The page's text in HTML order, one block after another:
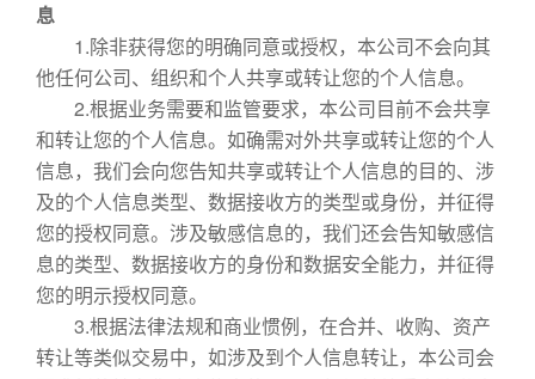
息
1.除非获得您的明确同意或授权，本公司不会向其
他任何公司、组织和个人共享或转让您的个人信息。
2.根据业务需要和监管要求，本公司目前不会共享
和转让您的个人信息。如确需对外共享或转让您的个人
信息，我们会向您告知共享或转让个人信息的目的、涉
及的个人信息类型、数据接收方的类型或身份，并征得
您的授权同意。涉及敏感信息的，我们还会告知敏感信
息的类型、数据接收方的身份和数据安全能力，并征得
您的明示授权同意。
3.根据法律法规和商业惯例，在合并、收购、资产
转让等类似交易中，如涉及到个人信息转让，本公司会